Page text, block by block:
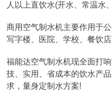
人以上直饮水(开水、常温水
商用空气制水机主要作用于
写字楼、医院、学校、餐饮店
福能达空气制水机现全面打
技、实用、省成本的饮水产
求，量身定制水方案!